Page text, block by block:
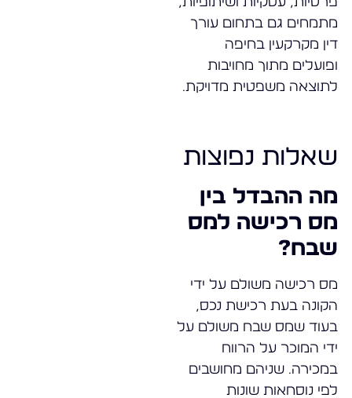
מתמחים גם בתחום עורך
דין מקרקעין בחיפה
ופועלים מתוך מחויבות
לתוצאה משפטית מדויקת.
שאלות נפוצות
מה ההבדל בין
מס רכישה למס
שבח?
מס רכישה משולם על ידי
הקונה בעת רכישת נכס,
בעוד שמס שבח משולם על
ידי המוכר על הרווח
במכירה. שניהם מחושבים
לפי נוסחאות שונות